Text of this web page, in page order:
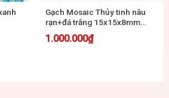
Gạch Mosaic Thủy Tinh Xà Cừ
Cao Cấp;20*20*4mm
MSTT035
950.000₫
rạn